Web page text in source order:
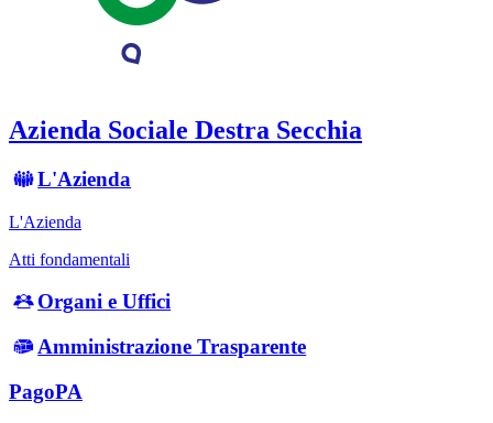
Azienda Sociale Destra Secchia
L'Azienda
L'Azienda
Atti fondamentali
Organi e Uffici
Amministrazione Trasparente
PagoPA